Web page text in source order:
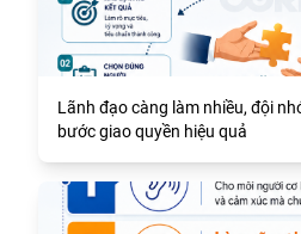
Lãnh đạo càng làm nhiều, đội
bước giao quyền hiệu quả